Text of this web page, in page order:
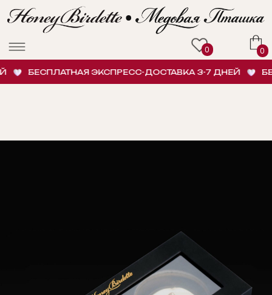
БЕСПЛАТНАЯ ЭКСПРЕСС-ДОСТАВКА 3-7 ДНЕЙ